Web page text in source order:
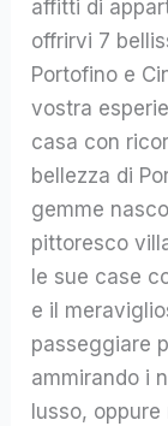
affitti di
offrirvi 7
Portofino e
vostra
casa con
bellezza di
gemme
pittoresco
le sue case
e il
passeggiare
ammirando i
lusso,